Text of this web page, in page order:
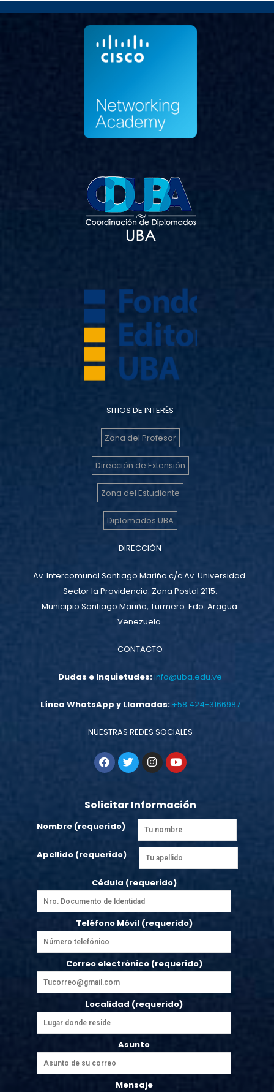
SITIOS DE INTERÉS
Zona del Profesor
Dirección de Extensión
Zona del Estudiante
Diplomados UBA
DIRECCIÓN
Av. Intercomunal Santiago Mariño c/c Av. Universidad.
Sector la Providencia. Zona Postal 2115.
Municipio Santiago Mariño, Turmero. Edo. Aragua.
Venezuela.
CONTACTO
Dudas e Inquietudes:info@uba.edu.ve
Línea WhatsApp y Llamadas:+58 424-3166987
NUESTRAS REDES SOCIALES
Solicitar Información
Nombre (requerido)
Apellido (requerido)
Cédula (requerido)
Teléfono Móvil (requerido)
Correo electrónico (requerido)
Localidad (requerido)
Asunto
Mensaje